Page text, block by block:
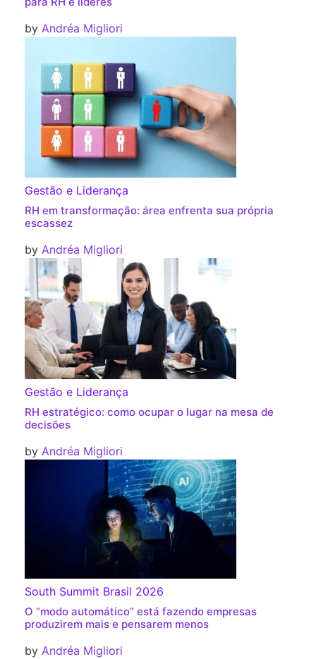
by Andréa Migliori
Gestão e Liderança
RH em transformação: área enfrenta sua própria
escassez
by Andréa Migliori
Gestão e Liderança
RH estratégico: como ocupar o lugar na mesa de
decisões
by Andréa Migliori
South Summit Brasil 2026
O “modo automático” está fazendo empresas
produzirem mais e pensarem menos
by Andréa Migliori